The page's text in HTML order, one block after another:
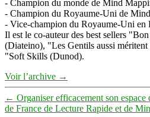
- Champion du monde de Mind
- Champion du Royaume-Uni de
- Vice-champion du Royaume-Uni en
Il est le co-auteur des best sellers
(Diateino), "Les Gentils aussi
"Soft Skills (Dunod).
Voir l’archive →
← Organiser efficacement son espace
de France de Lecture Rapide et de